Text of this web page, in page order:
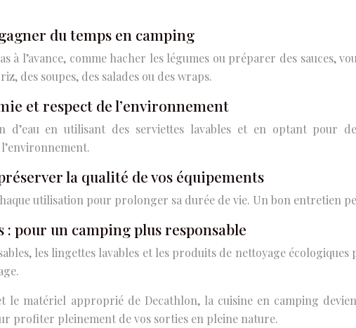
du temps en camping
à l’avance, comme hacher les légumes ou préparer des sauces,
des soupes, des salades ou des wraps.
et respect de l’environnement
d’eau en utilisant des serviettes lavables et en optant pour
la qualité de vos équipements
utilisation pour prolonger sa durée de vie. Un bon entretien
pour un camping plus responsable
les lingettes lavables et les produits de nettoyage
le matériel approprié de Decathlon, la cuisine en camping
profiter pleinement de vos sorties en pleine nature.